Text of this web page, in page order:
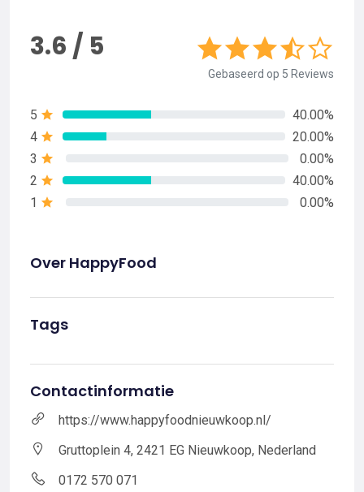
3.6 / 5
Gebaseerd op 5 Reviews
5
40.00%
4
20.00%
3
0.00%
2
40.00%
1
0.00%
Over HappyFood
Tags
Contactinformatie
https://www.happyfoodnieuwkoop.nl/
Gruttoplein 4, 2421 EG Nieuwkoop, Nederland
0172 570 071